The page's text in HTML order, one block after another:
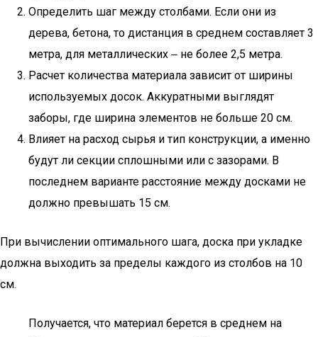
Определить шаг между столбами. Если они из
дерева, бетона, то дистанция в среднем составляет 3
метра, для металлических ‒ не более 2,5 метра.
Расчет количества материала зависит от ширины
используемых досок. Аккуратными выглядят
заборы, где ширина элементов не больше 20 см.
Влияет на расход сырья и тип конструкции, а именно
будут ли секции сплошными или с зазорами. В
последнем варианте расстояние между досками не
должно превышать 15 см.
При вычислении оптимального шага, доска при укладке
должна выходить за пределы каждого из столбов на 10
см.
Получается, что материал берется в среднем на